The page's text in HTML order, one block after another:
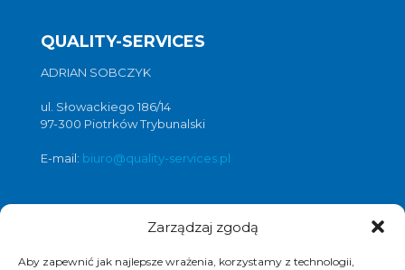
Zarządzaj zgodą
Aby zapewnić jak najlepsze wrażenia, korzystamy z technologii,
QUALITY-SERVICES
ADRIAN SOBCZYK
ul. Słowackiego 186/14
97-300 Piotrków Trybunalski
E-mail: biuro@quality-services.pl
Oferta usług czyszczenia posadzek i